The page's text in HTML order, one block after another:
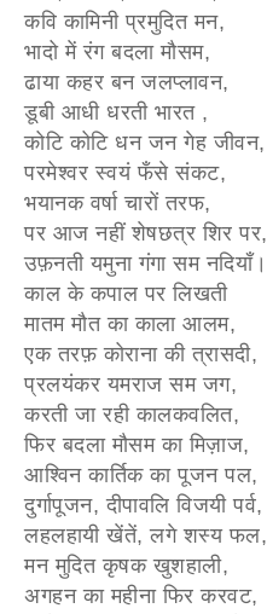
कवि कामिनी प्रमुदित मन,
भादो में रंग बदला मौसम,
ढाया कहर बन जलप्लावन,
डूबी आधी धरती भारत ,
कोटि कोटि धन जन गेह जीवन,
परमेश्वर स्वयं फँसे संकट,
भयानक वर्षा चारों तरफ,
पर आज नहीं शेषछत्र शिर पर,
उफ़नती यमुना गंगा सम नदियाँ।
काल के कपाल पर लिखती
मातम मौत का काला आलम,
एक तरफ़ कोराना की त्रासदी,
प्रलयंकर यमराज सम जग,
करती जा रही कालकवलित,
फिर बदला मौसम का मिज़ाज,
आश्विन कार्तिक का पूजन पल,
दुर्गापूजन, दीपावलि विजयी पर्व,
लहलहायी खेंतें, लगे शस्य फल,
मन मुदित कृषक खुशहाली,
अगहन का महीना फिर करवट,